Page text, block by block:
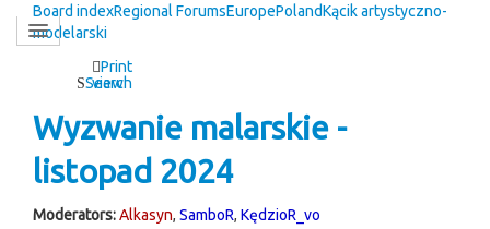
Board indexRegional ForumsEuropePolandKącik artystyczno-
modelarski
Search
Print
view
Wyzwanie malarskie -
listopad 2024
Moderators: Alkasyn,SamboR,KędzioR_vo